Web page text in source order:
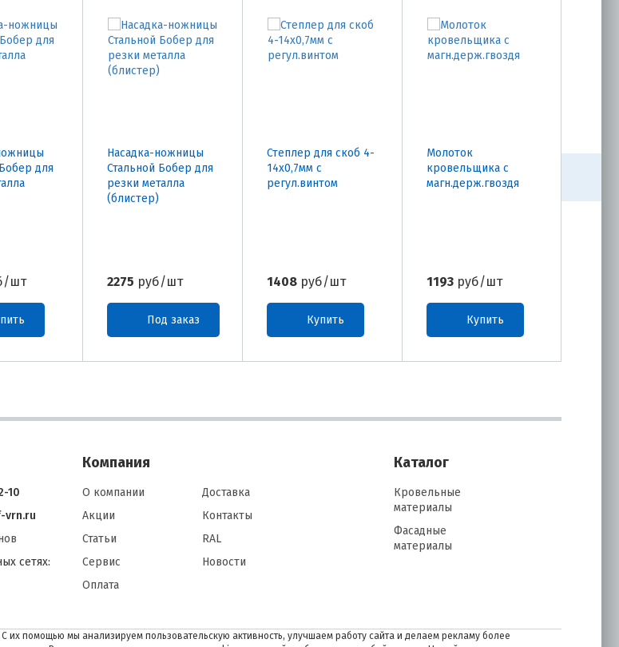
для
шт
Насадка-ножницы
Стальной Бобер для
резки металла
(блистер)
2275 руб/шт
Под заказ
Степлер для скоб 4-
14х0,7мм с
регул.винтом
1408 руб/шт
Купить
Молоток
кровельщика с
магн.держ.гвоздя
1193 руб/шт
Купить
10
vrn.ru
сетях:
Компания
О компании
Акции
Статьи
Сервис
Оплата
Доставка
Контакты
RAL
Новости
Каталог
Кровельные
материалы
Фасадные
материалы
их помощью мы анализируем пользовательскую активность, улучшаем работу сайта и делаем рекламу более